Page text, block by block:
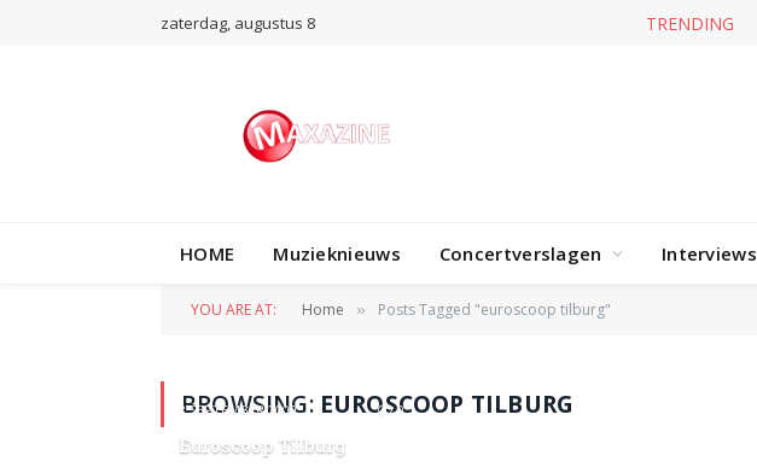
zaterdag, augustus 8 TRENDING
HOME Muzieknieuws Concertverslagen Interviews
YOU ARE AT: Home » Posts Tagged "euroscoop tilburg"
BROWSING: EUROSCOOP TILBURG
8 SEPTEMBER 2009 0
Euroscoop Tilburg